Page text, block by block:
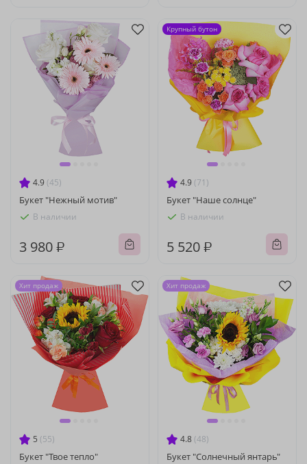
4.9 (45)
Букет "Нежный мотив"
В наличии
3 980 ₽
4.9 (71)
Букет "Наше солнце"
В наличии
5 520 ₽
Крупный бутон
5 (55)
Букет "Твое тепло"
Хит продаж
4.8 (48)
Букет "Солнечный янтарь"
Хит продаж